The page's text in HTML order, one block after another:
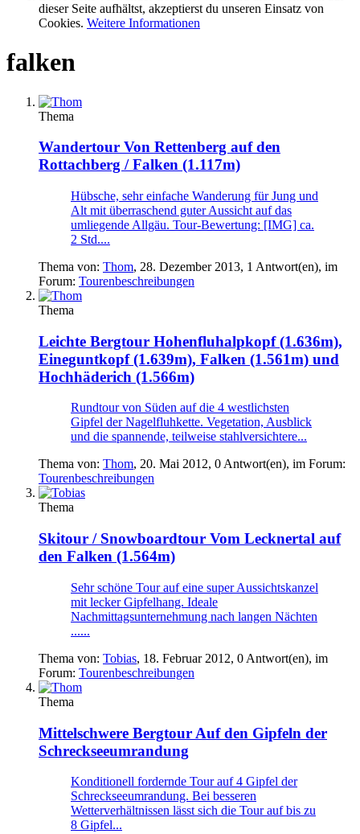
dieser Seite aufhältst, akzeptierst du unseren Einsatz von
Cookies. Weitere Informationen
falken
Thema
Wandertour Von Rettenberg auf den
Rottachberg / Falken (1.117m)
Hübsche, sehr einfache Wanderung für Jung und
Alt mit überraschend guter Aussicht auf das
umliegende Allgäu. Tour-Bewertung: [IMG] ca.
2 Std....
Thema von: Thom, 28. Dezember 2013, 1 Antwort(en), im
Forum: Tourenbeschreibungen
Thema
Leichte Bergtour Hohenfluhalpkopf (1.636m),
Eineguntkopf (1.639m), Falken (1.561m) und
Hochhäderich (1.566m)
Rundtour von Süden auf die 4 westlichsten
Gipfel der Nagelfluhkette. Vegetation, Ausblick
und die spannende, teilweise stahlversichtere...
Thema von: Thom, 20. Mai 2012, 0 Antwort(en), im Forum:
Tourenbeschreibungen
Thema
Skitour / Snowboardtour Vom Lecknertal auf
den Falken (1.564m)
Sehr schöne Tour auf eine super Aussichtskanzel
mit lecker Gipfelhang. Ideale
Nachmittagsunternehmung nach langen Nächten
......
Thema von: Tobias, 18. Februar 2012, 0 Antwort(en), im
Forum: Tourenbeschreibungen
Thema
Mittelschwere Bergtour Auf den Gipfeln der
Schreckseeumrandung
Konditionell fordernde Tour auf 4 Gipfel der
Schreckseeumrandung. Bei besseren
Wetterverhältnissen lässt sich die Tour auf bis zu
8 Gipfel...